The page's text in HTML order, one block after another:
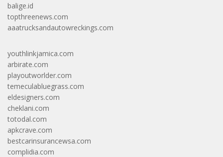
balige.id
topthreenews.com
aaatrucksandautowreckings.com
youthlinkjamica.com
arbirate.com
playoutworlder.com
temeculabluegrass.com
eldesigners.com
cheklani.com
totodal.com
apkcrave.com
bestcarinsurancewsa.com
complidia.com